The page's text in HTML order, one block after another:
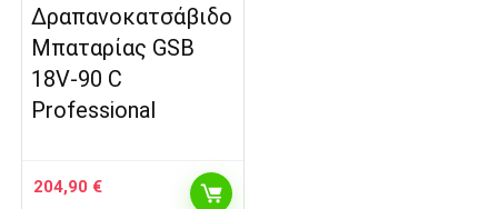
Δραπανοκατσάβιδο
Μπαταρίας GSB
18V-90 C
Professional
204,90 €